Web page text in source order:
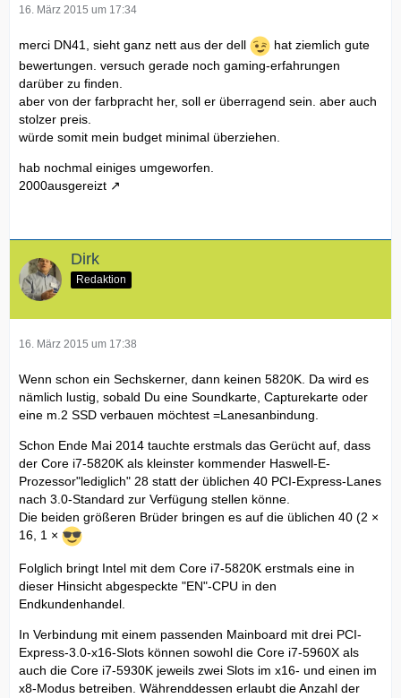
16. März 2015 um 17:34
merci DN41, sieht ganz nett aus der dell
hat ziemlich gute
bewertungen. versuch gerade noch gaming-erfahrungen
darüber zu finden.
aber von der farbpracht her, soll er überragend sein. aber auch
stolzer preis.
würde somit mein budget minimal überziehen.
hab nochmal einiges umgeworfen.
2000ausgereizt
Dirk
Redaktion
16. März 2015 um 17:38
Wenn schon ein Sechskerner, dann keinen 5820K. Da wird es
nämlich lustig, sobald Du eine Soundkarte, Capturekarte oder
eine m.2 SSD verbauen möchtest =Lanesanbindung.
Schon Ende Mai 2014 tauchte erstmals das Gerücht auf, dass
der Core i7-5820K als kleinster kommender Haswell-E-
Prozessor"lediglich" 28 statt der üblichen 40 PCI-Express-Lanes
nach 3.0-Standard zur Verfügung stellen könne.
Die beiden größeren Brüder bringen es auf die üblichen 40 (2 ×
16, 1 ×
Folglich bringt Intel mit dem Core i7-5820K erstmals eine in
dieser Hinsicht abgespeckte "EN"-CPU in den
Endkundenhandel.
In Verbindung mit einem passenden Mainboard mit drei PCI-
Express-3.0-x16-Slots können sowohl die Core i7-5960X als
auch die Core i7-5930K jeweils zwei Slots im x16- und einen im
x8-Modus betreiben. Währenddessen erlaubt die Anzahl der